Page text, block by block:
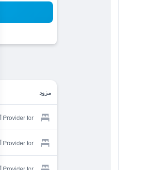
مزود
Provider for أونار أندروس
Provider for أونار أندروس
Provider for أونار أندروس